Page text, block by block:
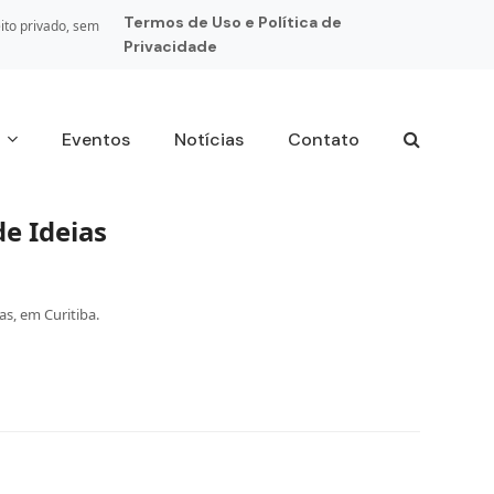
privado, sem
Termos de Uso e Política de
Privacidade
Eventos Notícias Contato
Ideias
em Curitiba.